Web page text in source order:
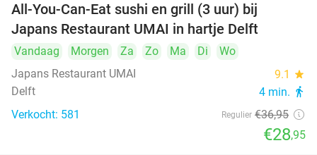
All-You-Can-Eat sushi en grill (3 uur) bij
Japans Restaurant UMAI in hartje Delft
Vandaag Morgen Za Zo Ma Di
Wo
Japans Restaurant UMAI
9.1 star
Delft 4 min. directions_walk
Verkocht: 581 Regulier €36,95
€28,95